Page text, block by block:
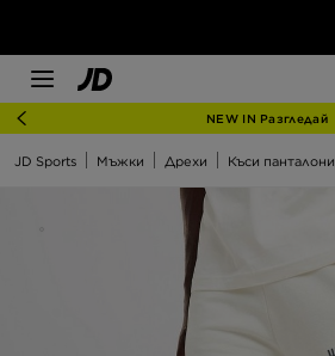
NEW IN Разгледай
JD Sports Мъжки Дрехи Къси панталони